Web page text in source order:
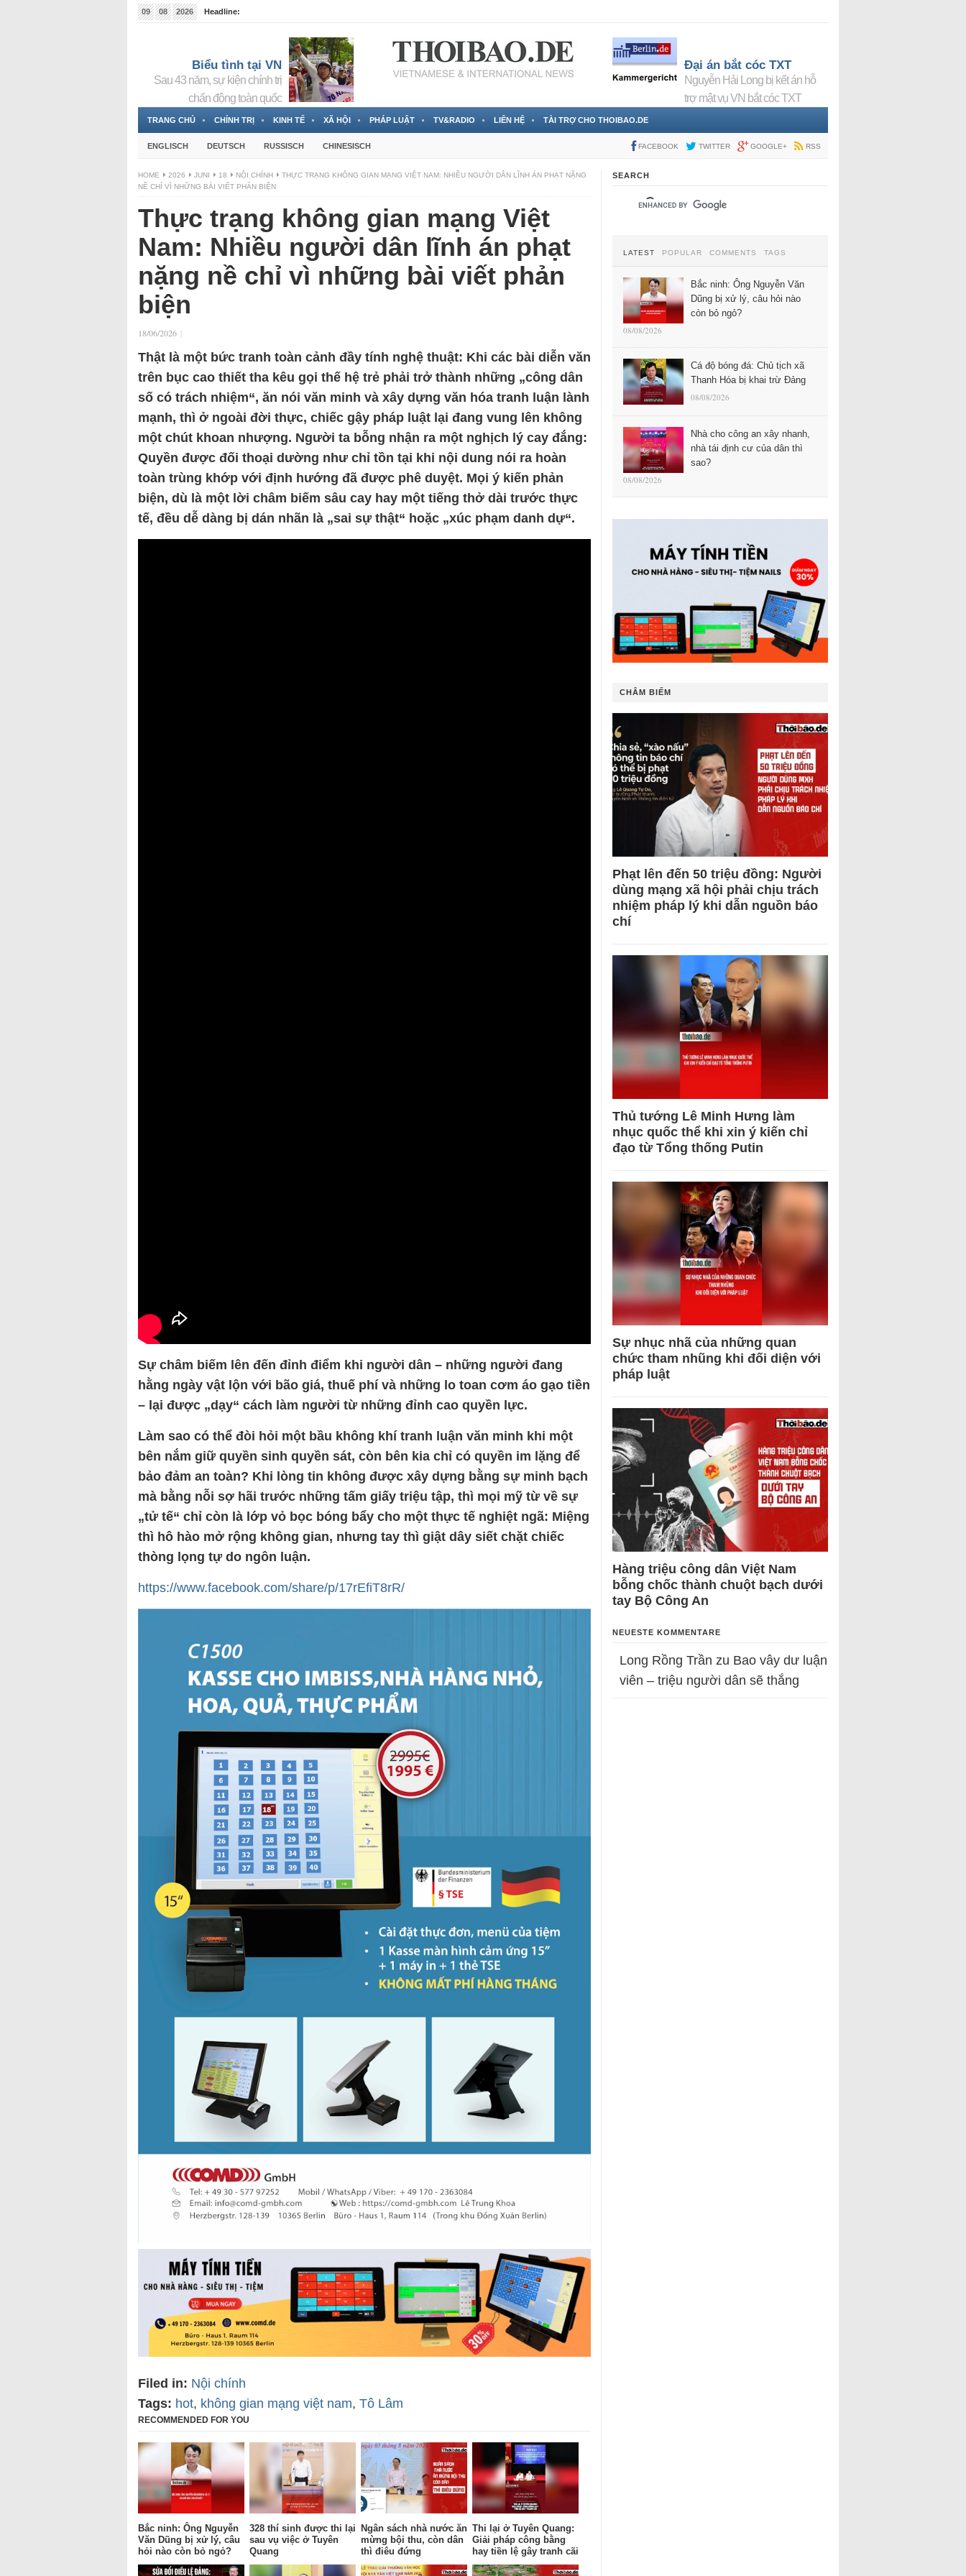
09 08 2026
Headline:
Biểu tình tại VN
Sau 43 năm, sự kiện chính trị
chấn động toàn quốc
Đại án bắt cóc TXT
Nguyễn Hải Long bị kết án hỗ
trợ mật vụ VN bắt cóc TXT
TRANG CHỦ CHÍNH TRỊ KINH TẾ XÃ HỘI PHÁP LUẬT TV&RADIO LIÊN HỆ TÀI TRỢ CHO THOIBAO.DE
ENGLISCH DEUTSCH RUSSISCH CHINESISCH FACEBOOK TWITTER GOOGLE+ RSS
HOME 2026 JUNI 18 NỘI CHÍNH
THỰC TRẠNG KHÔNG GIAN MẠNG VIỆT NAM: NHIỀU NGƯỜI DÂN LĨNH ÁN PHẠT NẶNG
NỀ CHỈ VÌ NHỮNG BÀI VIẾT PHẢN BIỆN
Thực trạng không gian mạng Việt
Nam: Nhiều người dân lĩnh án phạt
nặng nề chỉ vì những bài viết phản
biện
18/06/2026 |
Thật là một bức tranh toàn cảnh đầy tính nghệ thuật: Khi các bài diễn văn
trên bục cao thiết tha kêu gọi thế hệ trẻ phải trở thành những „công dân
số có trách nhiệm“, ăn nói văn minh và xây dựng văn hóa tranh luận lành
mạnh, thì ở ngoài đời thực, chiếc gậy pháp luật lại đang vung lên không
một chút khoan nhượng. Người ta bỗng nhận ra một nghịch lý cay đắng:
Quyền được đối thoại dường như chỉ tồn tại khi nội dung nói ra hoàn
toàn trùng khớp với định hướng đã được phê duyệt. Mọi ý kiến phản
biện, dù là một lời châm biếm sâu cay hay một tiếng thở dài trước thực
tế, đều dễ dàng bị dán nhãn là „sai sự thật“ hoặc „xúc phạm danh dự“.
Sự châm biếm lên đến đỉnh điểm khi người dân – những người đang
hằng ngày vật lộn với bão giá, thuế phí và những lo toan cơm áo gạo tiền
– lại được „dạy“ cách làm người từ những đỉnh cao quyền lực.
Làm sao có thể đòi hỏi một bầu không khí tranh luận văn minh khi một
bên nắm giữ quyền sinh quyền sát, còn bên kia chỉ có quyền im lặng để
bảo đảm an toàn? Khi lòng tin không được xây dựng bằng sự minh bạch
mà bằng nỗi sợ hãi trước những tấm giấy triệu tập, thì mọi mỹ từ về sự
„tử tế“ chỉ còn là lớp vỏ bọc bóng bẩy cho một thực tế nghiệt ngã: Miệng
thì hô hào mở rộng không gian, nhưng tay thì giật dây siết chặt chiếc
thòng lọng tự do ngôn luận.
https://www.facebook.com/share/p/17rEfiT8rR/
Filed in: Nội chính
Tags: hot, không gian mạng việt nam, Tô Lâm
RECOMMENDED FOR YOU
Bắc ninh: Ông Nguyễn
Văn Dũng bị xử lý, câu
hỏi nào còn bỏ ngỏ?
328 thí sinh được thi lại
sau vụ việc ở Tuyên
Quang
Ngân sách nhà nước ăn
mừng bội thu, còn dân
thì điêu đứng
Thi lại ở Tuyên Quang:
Giải pháp công bằng
hay tiền lệ gây tranh cãi
SEARCH
LATEST POPULAR COMMENTS TAGS
Bắc ninh: Ông Nguyễn Văn
Dũng bị xử lý, câu hỏi nào
còn bỏ ngỏ?
08/08/2026
Cá độ bóng đá: Chủ tịch xã
Thanh Hóa bị khai trừ Đảng
08/08/2026
Nhà cho công an xây nhanh,
nhà tái định cư của dân thì
sao?
08/08/2026
CHÂM BIẾM
Phạt lên đến 50 triệu đồng: Người
dùng mạng xã hội phải chịu trách
nhiệm pháp lý khi dẫn nguồn báo
chí
Thủ tướng Lê Minh Hưng làm
nhục quốc thể khi xin ý kiến chỉ
đạo từ Tổng thống Putin
Sự nhục nhã của những quan
chức tham nhũng khi đối diện với
pháp luật
Hàng triệu công dân Việt Nam
bỗng chốc thành chuột bạch dưới
tay Bộ Công An
NEUESTE KOMMENTARE
Long Rồng Trần zu Bao vây dư luận
viên – triệu người dân sẽ thắng